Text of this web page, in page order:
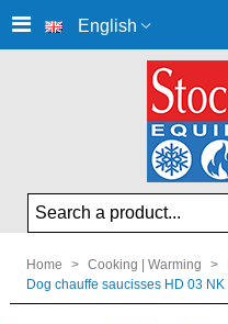
English
Home > Cooking | Warming >
Dog chauffe saucisses HD 03 NK